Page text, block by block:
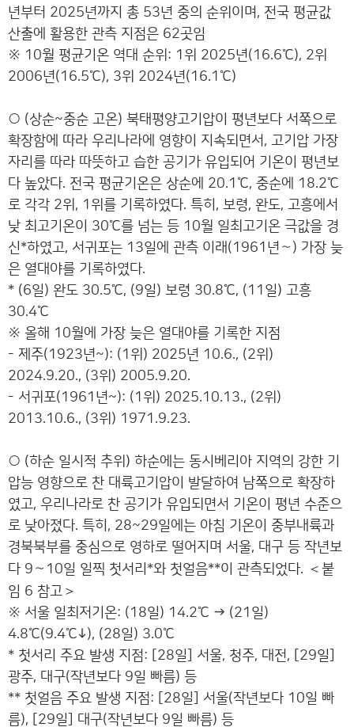
년부터 2025년까지 총 53년 중의 순위이며, 전국 평균값
산출에 활용한 관측 지점은 62곳임
※ 10월 평균기온 역대 순위: 1위 2025년(16.6℃), 2위
2006년(16.5℃), 3위 2024년(16.1℃)
○ (상순~중순 고온) 북태평양고기압이 평년보다 서쪽으로
확장함에 따라 우리나라에 영향이 지속되면서, 고기압 가장
자리를 따라 따뜻하고 습한 공기가 유입되어 기온이 평년보
다 높았다. 전국 평균기온은 상순에 20.1℃, 중순에 18.2℃
로 각각 2위, 1위를 기록하였다. 특히, 보령, 완도, 고흥에서
낮 최고기온이 30℃를 넘는 등 10월 일최고기온 극값을 경
신*하였고, 서귀포는 13일에 관측 이래(1961년∼) 가장 늦
은 열대야를 기록하였다.
* (6일) 완도 30.5℃, (9일) 보령 30.8℃, (11일) 고흥
30.4℃
※ 올해 10월에 가장 늦은 열대야를 기록한 지점
- 제주(1923년~): (1위) 2025년 10.6., (2위)
2024.9.20., (3위) 2005.9.20.
- 서귀포(1961년~): (1위) 2025.10.13., (2위)
2013.10.6., (3위) 1971.9.23.
○ (하순 일시적 추위) 하순에는 동시베리아 지역의 강한 기
압능 영향으로 찬 대륙고기압이 발달하여 남쪽으로 확장하
였고, 우리나라로 찬 공기가 유입되면서 기온이 평년 수준으
로 낮아졌다. 특히, 28~29일에는 아침 기온이 중부내륙과
경북북부를 중심으로 영하로 떨어지며 서울, 대구 등 작년보
다 9∼10일 일찍 첫서리*와 첫얼음**이 관측되었다. ＜ 붙
임 6 참고 ＞
※ 서울 일최저기온: (18일) 14.2℃ → (21일)
4.8℃(9.4℃↓), (28일) 3.0℃
* 첫서리 주요 발생 지점: [28일] 서울, 청주, 대전, [29일]
광주, 대구(작년보다 9일 빠름) 등
** 첫얼음 주요 발생 지점: [28일] 서울(작년보다 10일 빠
름), [29일] 대구(작년보다 9일 빠름) 등